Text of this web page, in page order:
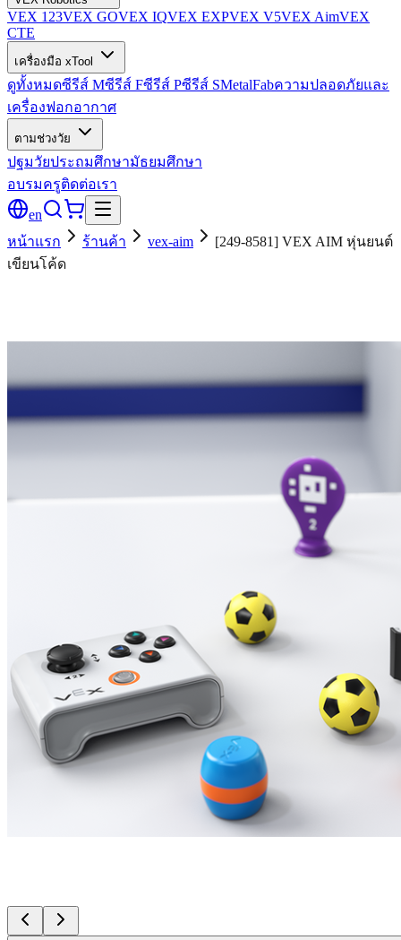
VEX 123VEX GOVEX IQVEX EXPVEX V5VEX AimVEX
CTE
เครื่องมือ xTool
ดูทั้งหมดซีรีส์ Mซีรีส์ Fซีรีส์ Pซีรีส์ SMetalFabความปลอดภัยและ
เครื่องฟอกอากาศ
ตามช่วงวัย
ปฐมวัยประถมศึกษามัธยมศึกษา
อบรมครูติดต่อเรา
en
หน้าแรก
ร้านค้า vex-aim
[249-8581] VEX AIM หุ่นยนต์
เขียนโค้ด